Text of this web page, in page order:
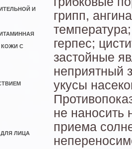
И
КОЖИ С
ЛИЦА
грипп,
температура;
герпес;
застойные
неприятный
укусы
не наносить
приема